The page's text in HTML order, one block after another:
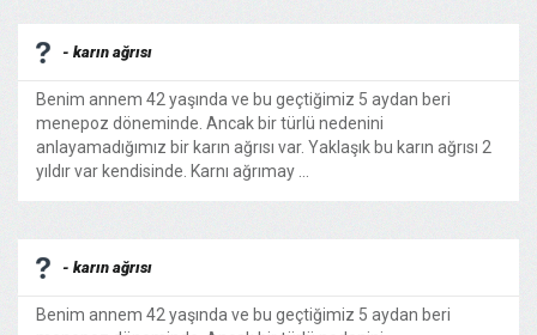
- karın ağrısı
Benim annem 42 yaşında ve bu geçtiğimiz 5 aydan beri
menepoz döneminde. Ancak bir türlü nedenini
anlayamadığımız bir karın ağrısı var. Yaklaşık bu karın ağrısı 2
yıldır var kendisinde. Karnı ağrımay ...
- karın ağrısı
Benim annem 42 yaşında ve bu geçtiğimiz 5 aydan beri